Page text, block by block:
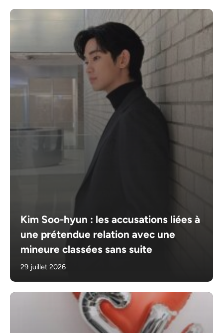
Kim Soo-hyun : les accusations liées à
une prétendue relation avec une
mineure classées sans suite
29 juillet 2026